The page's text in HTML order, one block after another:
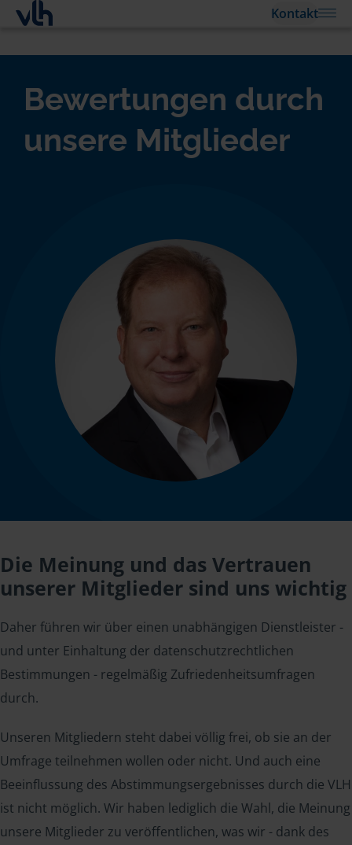
Kontakt
Bewertungen durch
unsere Mitglieder
Die Meinung und das Vertrauen
unserer Mitglieder sind uns wichtig
Daher führen wir über einen unabhängigen Dienstleister -
und unter Einhaltung der datenschutzrechtlichen
Bestimmungen - regelmäßig Zufriedenheitsumfragen
durch.
Unseren Mitgliedern steht dabei völlig frei, ob sie an der
Umfrage teilnehmen wollen oder nicht. Und auch eine
Beeinflussung des Abstimmungsergebnisses durch die VLH
ist nicht möglich. Wir haben lediglich die Wahl, die Meinung
unsere Mitglieder zu veröffentlichen, was wir - dank des